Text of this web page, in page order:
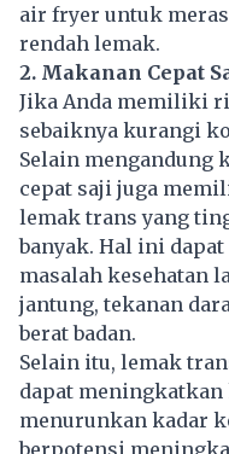
air fryer untuk
rendah lemak.
2. Makanan Cepat
Jika Anda memiliki
sebaiknya kurangi
Selain mengandung
cepat saji juga
lemak trans yang
banyak. Hal ini
masalah kesehatan
jantung, tekanan
berat badan.
Selain itu, lemak
dapat
menurunkan kadar